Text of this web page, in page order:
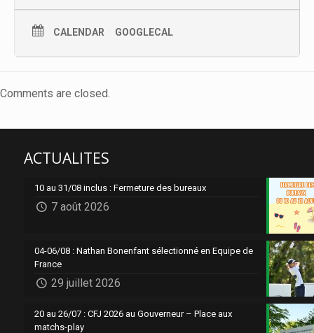
CALENDAR GOOGLECAL
Comments are closed.
ACTUALITES
10 au 31/08 inclus : Fermeture des bureaux
7 août 2026
04-06/08 : Nathan Bonenfant sélectionné en Equipe de
France
29 juillet 2026
20 au 26/07 : CFJ 2026 au Gouverneur – Place aux
matchs-play